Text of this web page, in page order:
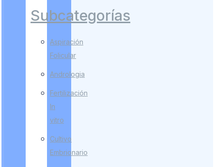
Subcategorías
Aspiración
Folicular
Andrologia
Fertilización
In
vitro
Cultivo
Embrionario